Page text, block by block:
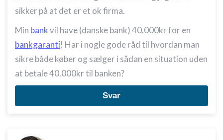
sikker på at det er et ok firma.
Min bankvil have (danske bank) 40.000kr for en
bankgaranti! Har i nogle gode råd til hvordan man
sikre både køber og sælger i sådan en situation uden
at betale 40.000kr til banken?
Svar